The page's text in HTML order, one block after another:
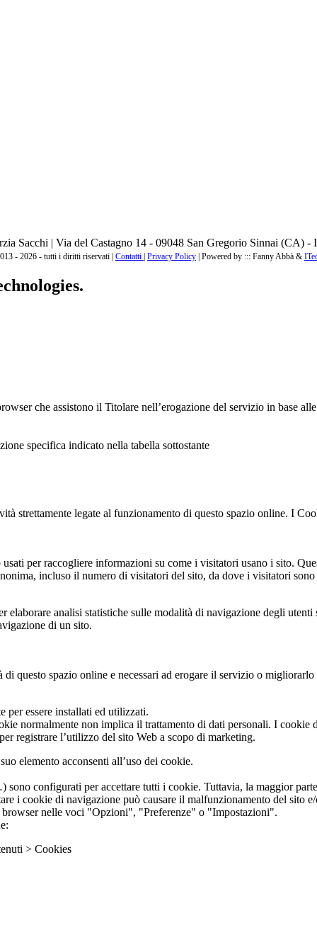
Sacchi | Via del Castagno 14 - 09048 San Gregorio Sinnai (CA) -
- 2026 - tutti i diritti riservati | Contatti | Privacy Policy | Powered by ::: Fanny Abbà &
che assistono il Titolare nell’erogazione del servizio in base
specifica indicato nella tabella sottostante
strettamente legate al funzionamento di questo spazio online. I
per raccogliere informazioni su come i visitatori usano i sito.
incluso il numero di visitatori del sito, da dove i visitatori
analisi statistiche sulle modalità di navigazione degli
di un sito.
questo spazio online e necessari ad erogare il servizio o migliorarlo
per essere installati ed utilizzati.
normalmente non implica il trattamento di dati personali. I
registrare l’utilizzo del sito Web a scopo di marketing.
elemento acconsenti all’uso dei cookie.
configurati per accettare tutti i cookie. Tuttavia, la maggior
i cookie di navigazione può causare il malfunzionamento del sito
nelle voci "Opzioni", "Preferenze" o "Impostazioni".
> Cookies